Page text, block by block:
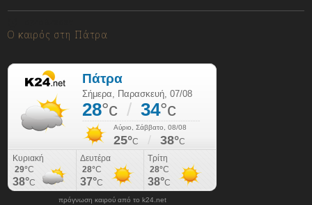
Ο καιρός στη Πάτρα
πρόγνωση καιρού από το k24.net